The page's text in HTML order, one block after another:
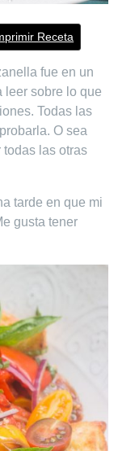
Receta
fue en un
leer sobre lo que
Todas las
O sea
todas las otras
tarde en que mi
gusta tener